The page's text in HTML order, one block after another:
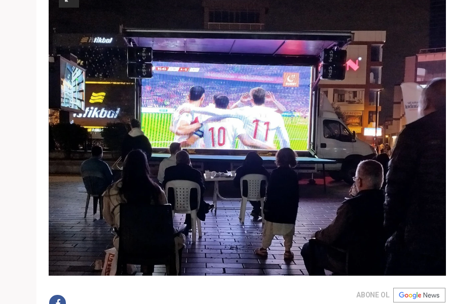
ABONE OL